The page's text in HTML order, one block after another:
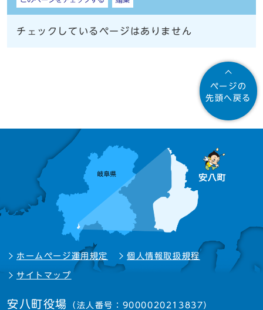
チェックしているページはありません
ページの
先頭へ戻る
ホームページ運用規定 個人情報取扱規程
サイトマップ
安八町役場 （法人番号：9000020213837）